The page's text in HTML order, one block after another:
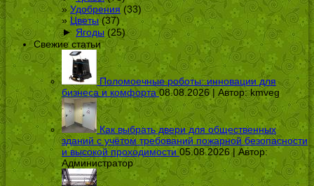
Удобрения(33)
Цветы(37)
► Ягоды(25)
Свежие статьи
Поломоечные роботы: инновации для
бизнеса и комфорта 08.08.2026 | Автор:kmveg
Как выбрать двери для общественных
зданий с учётом требований пожарной безопасности
и высокой проходимости 05.08.2026 | Автор:
Администратор